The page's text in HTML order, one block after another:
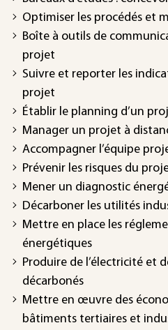
Optimiser les procédés et
Boîte à outils de
projet
Suivre et reporter les
projet
Établir le planning d’un
Manager un projet à
Accompagner l’équipe
Prévenir les risques du
Mener un diagnostic
Décarboner les utilités
Mettre en place les
énergétiques
Produire de l’électricité et
décarbonés
Mettre en œuvre des
bâtiments tertiaires et